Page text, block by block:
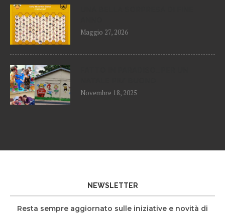
Maggio 27, 2026
Novembre 18, 2025
NEWSLETTER
Resta sempre aggiornato sulle iniziative e novità di